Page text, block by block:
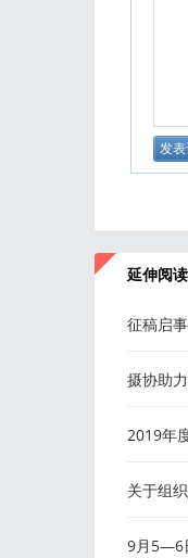
延伸阅读
征稿启
摄协助
2019年
关于组
征集活
9月5—6